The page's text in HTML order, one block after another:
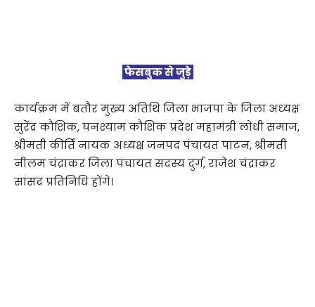
फेसबुक से जुड़े
कार्यक्रम में बतौर मुख्य अतिथि जिला भाजपा के जिला अध्यक्ष
सुरेंद्र कौशिक, घनश्याम कौशिक प्रदेश महामंत्री लोधी समाज,
श्रीमती कीर्ति नायक अध्यक्ष जनपद पंचायत पाटन, श्रीमती
नीलम चंद्राकर जिला पंचायत सदस्य दुर्ग, राजेश चंद्राकर
सांसद प्रतिनिधि होंगे।